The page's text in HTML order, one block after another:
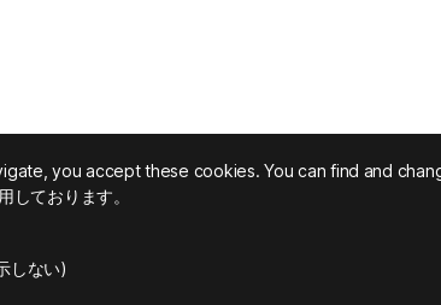
you accept these cookies. You can find and
ております。
しない)